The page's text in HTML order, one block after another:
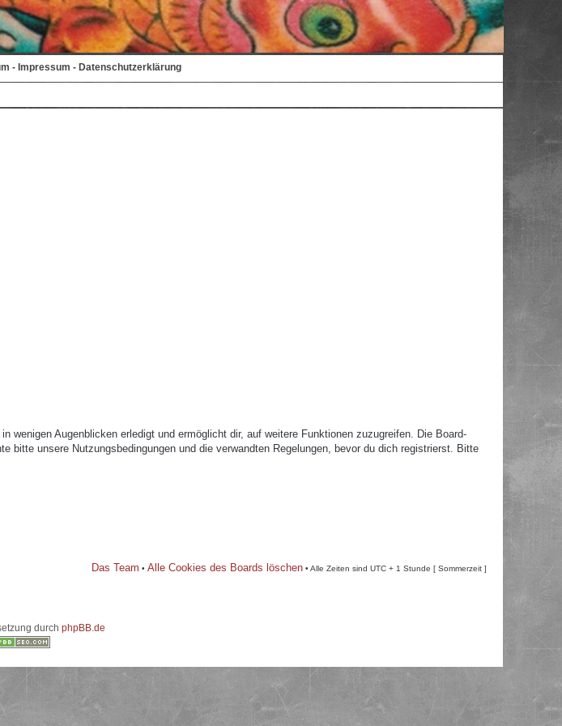
- Impressum - Datenschutzerklärung
Augenblicken erledigt und ermöglicht dir, auf weitere Funktionen zuzugreifen. Die Board-
unsere Nutzungsbedingungen und die verwandten Regelungen, bevor du dich registrierst. Bitte
Das Team • Alle Cookies des Boards löschen • Alle Zeiten sind UTC + 1 Stunde [ Sommerzeit ]
durch phpBB.de